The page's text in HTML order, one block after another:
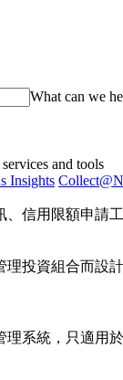
What can we
and tools
Insights
信用限額申請
理投資組合而設
系統，只適用於